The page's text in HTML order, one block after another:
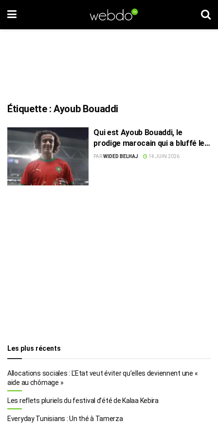
Étiquette :Ayoub Bouaddi
Qui est Ayoub Bouaddi, le
prodige marocain qui a bluffé le
Brésil ?
PARWIDED BELHAJ 14 JUIN 2026
Les plus récents
Allocations sociales : L’Etat veut éviter qu’elles deviennent une «
aide au chômage »
Les reflets pluriels du festival d’été de Kalaa Kebira
Everyday Tunisians : Un thé à Tamerza